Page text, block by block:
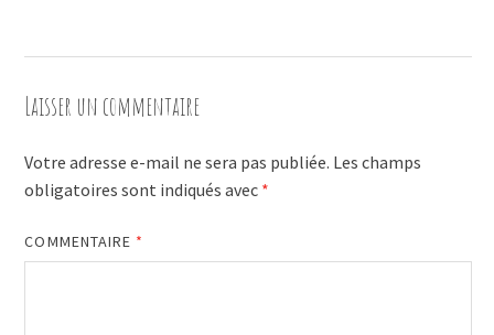
Laisser un commentaire
Votre adresse e-mail ne sera pas publiée. Les champs
obligatoires sont indiqués avec *
COMMENTAIRE *